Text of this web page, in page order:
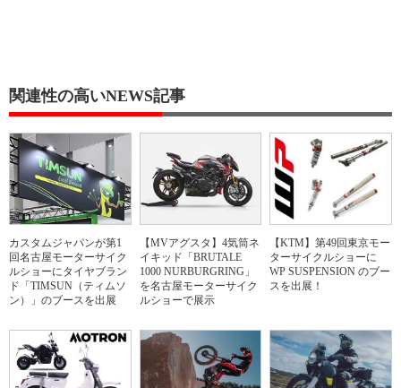
関連性の高いNEWS記事
カスタムジャパンが第1
回名古屋モーターサイク
ルショーにタイヤブラン
ド「TIMSUN（ティムソ
ン）」のブースを出展
【MVアグスタ】4気筒ネ
イキッド「BRUTALE
1000 NURBURGRING」
を名古屋モーターサイク
ルショーで展示
【KTM】第49回東京モー
ターサイクルショーに
WP SUSPENSION のブー
スを出展！